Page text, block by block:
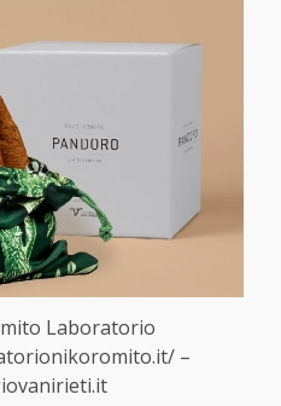
Laboratorio
–